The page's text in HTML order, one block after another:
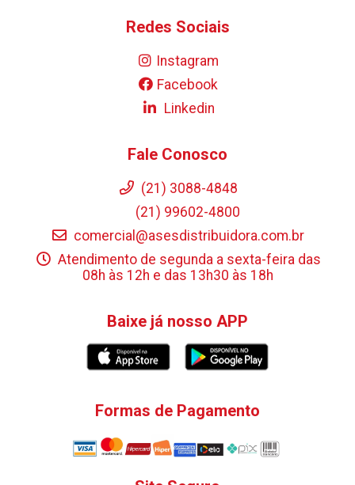
Redes Sociais
Instagram
Facebook
Linkedin
Fale Conosco
(21) 3088-4848
(21) 99602-4800
comercial@asesdistribuidora.com.br
Atendimento de segunda a sexta-feira das
08h às 12h e das 13h30 às 18h
Baixe já nosso APP
Formas de Pagamento